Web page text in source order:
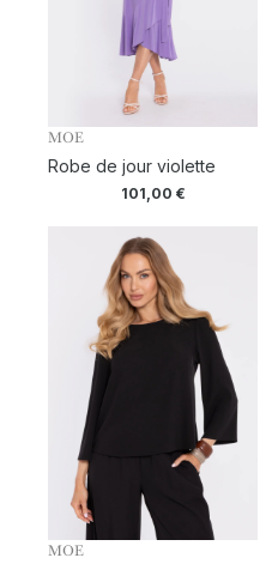
MOE
Robe de jour violette
101,00 €
MOE